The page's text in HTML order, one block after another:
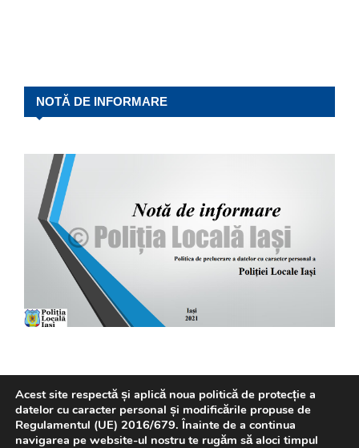
NOTĂ DE INFORMARE
Acest site respectă și aplică noua politică de protecție a
datelor cu caracter personal și modificările propuse de
Regulamentul (UE) 2016/679. Înainte de a continua
navigarea pe website-ul nostru te rugăm să aloci timpul